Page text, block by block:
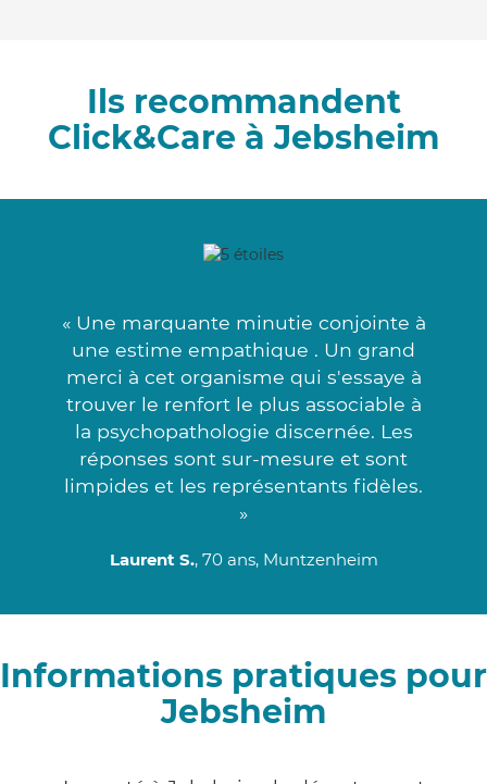
Ils recommandent
Click&Care à Jebsheim
« Une marquante minutie conjointe à
une estime empathique . Un grand
merci à cet organisme qui s'essaye à
trouver le renfort le plus associable à
la psychopathologie discernée. Les
réponses sont sur-mesure et sont
limpides et les représentants fidèles.
»
Laurent S., 70 ans, Muntzenheim
Informations pratiques pour
Jebsheim